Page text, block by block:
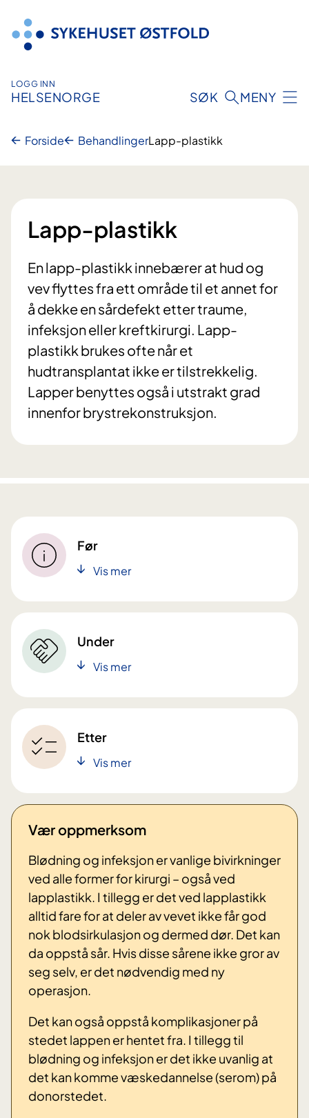
innhold
LOGG INN
HELSENORGE SØK MENY
Forside BehandlingerLapp-plastikk
Lapp-plastikk
En lapp-plastikk innebærer at hud og
vev flyttes fra ett område til et annet for
å dekke en sårdefekt etter traume,
infeksjon eller kreftkirurgi. Lapp-
plastikk brukes ofte når et
hudtransplantat ikke er tilstrekkelig.
Lapper benyttes også i utstrakt grad
innenfor brystrekonstruksjon.
Før
Vis mer
Under
Vis mer
Etter
Vis mer
Vær oppmerksom
Blødning og infeksjon er vanlige bivirkninger
ved alle former for kirurgi – også ved
lapplastikk. I tillegg er det ved lapplastikk
alltid fare for at deler av vevet ikke får god
nok blodsirkulasjon og dermed dør. Det kan
da oppstå sår. Hvis disse sårene ikke gror av
seg selv, er det nødvendig med ny
operasjon.
Det kan også oppstå komplikasjoner på
stedet lappen er hentet fra. I tillegg til
blødning og infeksjon er det ikke uvanlig at
det kan komme væskedannelse (serom) på
donorstedet.